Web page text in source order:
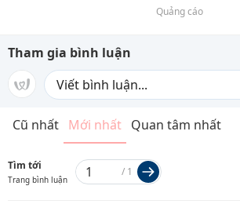
Quảng cáo
Tham gia bình luận
Cũ nhất Mới nhất Quan tâm nhất
Tìm tới
Trang bình luận
/ 1